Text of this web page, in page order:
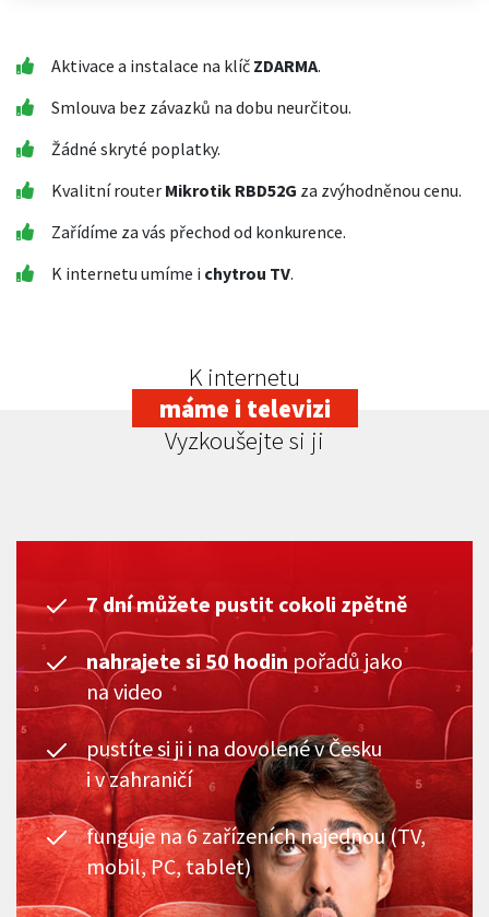
Aktivace a instalace na klíč ZDARMA.
Smlouva bez závazků na dobu neurčitou.
Žádné skryté poplatky.
Kvalitní router Mikrotik RBD52G za zvýhodněnou cenu.
Zařídíme za vás přechod od konkurence.
K internetu umíme i chytrou TV.
K internetu
máme i televizi
Vyzkoušejte si ji
7 dní můžete pustit cokoli zpětně
nahrajete si 50 hodin pořadů jako
na video
pustíte si ji i na dovolené v Česku
i v zahraničí
funguje na 6 zařízeních najednou (TV,
mobil, PC, tablet)